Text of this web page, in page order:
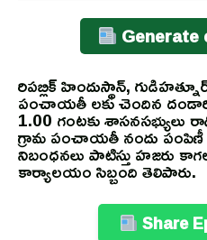
Generate
రిపబ్లిక్ హిందుస్థాన్,
పంచాయతీ లకు చెందిన
1.00 గంటకు
గ్రామ పంచాయతీ నందు పంపిణీ
నిబంధనలు పాటిస్తు హజరు
కార్యాలయం సిబ్బంది తెలిపారు.
Share